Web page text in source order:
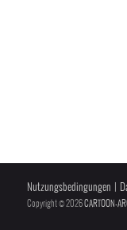
Nutzungsbedingungen
Copyright © 2026CARTOON-